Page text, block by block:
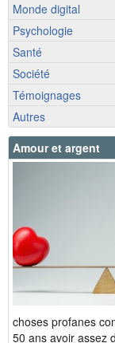
Monde digital
Psychologie
Santé
Société
Témoignages
Autres
Amour et argent
choses profanes
50 ans avoir assez